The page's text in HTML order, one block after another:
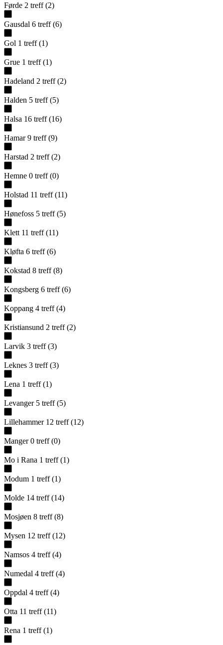
Førde 2 treff (2)
Gausdal 6 treff (6)
Gol 1 treff (1)
Grue 1 treff (1)
Hadeland 2 treff (2)
Halden 5 treff (5)
Halsa 16 treff (16)
Hamar 9 treff (9)
Harstad 2 treff (2)
Hemne 0 treff (0)
Holstad 11 treff (11)
Hønefoss 5 treff (5)
Klett 11 treff (11)
Kløfta 6 treff (6)
Kokstad 8 treff (8)
Kongsberg 6 treff (6)
Koppang 4 treff (4)
Kristiansund 2 treff (2)
Larvik 3 treff (3)
Leknes 3 treff (3)
Lena 1 treff (1)
Levanger 5 treff (5)
Lillehammer 12 treff (12)
Manger 0 treff (0)
Mo i Rana 1 treff (1)
Modum 1 treff (1)
Molde 14 treff (14)
Mosjøen 8 treff (8)
Mysen 12 treff (12)
Namsos 4 treff (4)
Numedal 4 treff (4)
Oppdal 4 treff (4)
Otta 11 treff (11)
Rena 1 treff (1)